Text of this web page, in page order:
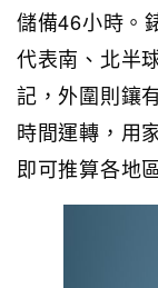
儲備46小時。
代表南、北半
記，外圍則鑲
時間運轉，用
即可推算各地